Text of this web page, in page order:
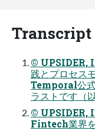
Transcript
© UPSIDER,
践とプロセス
Temporal公
ラストです（
© UPSIDER,
Fintech業界